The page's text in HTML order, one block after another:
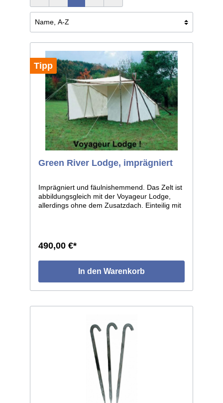
Tipp
Green River Lodge, imprägniert
Imprägniert und fäulnishemmend. Das Zelt ist
abbildungsgleich mit der Voyageur Lodge,
allerdings ohne dem Zusatzdach. Einteilig mit
jeweils zur Seite hin aufschlagbar sind. Das
Vordach steht 100cm über. Die Bodenkante,
sowie die Seiten des Daches sind im Abstand
von ca. 60cm mit Schlaufen besetzt, die
Bodenkante läuft ein 25cm breiter
Saumstreifen, der gegen Zugluft abdichtet.
Segeltuch, Mischgewebe 50% Baumwolle,
50% Polyester, ca. 500g/qm.
490,00 €*
In den Warenkorb